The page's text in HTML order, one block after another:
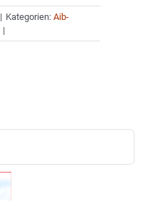
| Kategorien: Aib-
|